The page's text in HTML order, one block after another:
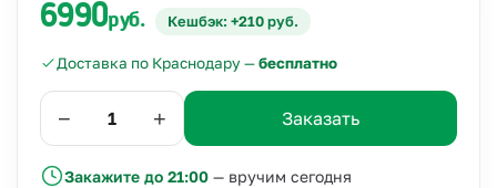
6990руб. Кешбэк: +210 руб.
Доставка по Краснодару —бесплатно
− + Заказать
Закажите до 21:00 — вручим сегодня